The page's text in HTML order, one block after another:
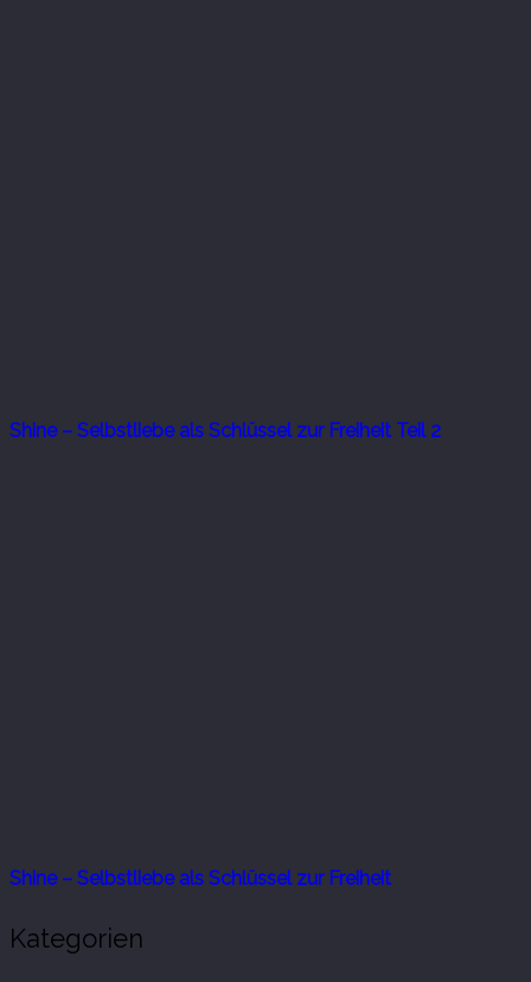
Shine – Selbstliebe als Schlüssel zur Freiheit Teil 2
Shine – Selbstliebe als Schlüssel zur Freiheit
Kategorien